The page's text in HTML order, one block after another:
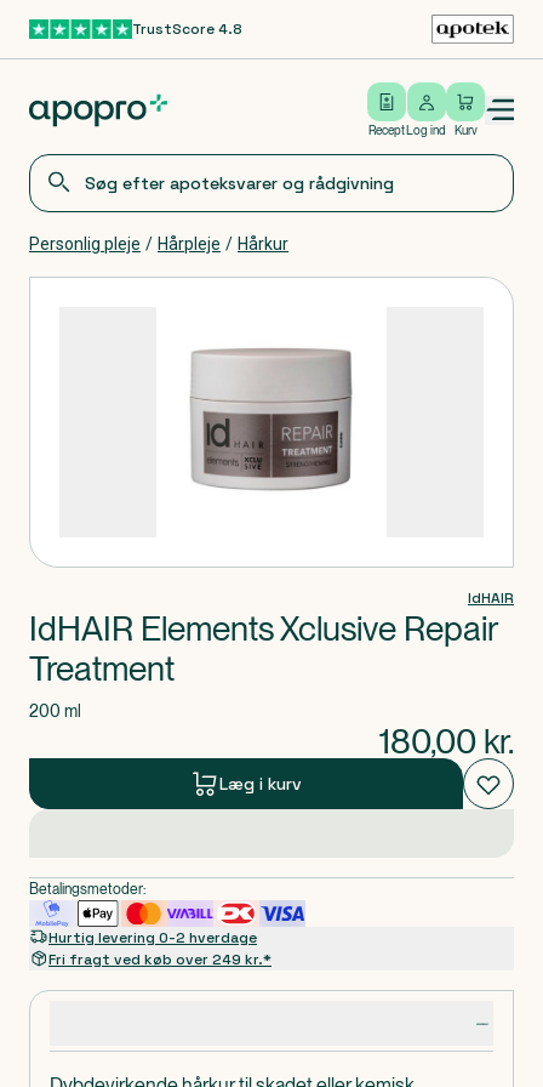
Gå til hovedindholdTrustScore 4.8
Recept
Log ind
Log ind Kurv
Open/close menu
Personlig pleje / Hårpleje / Hårkur
IdHAIR
IdHAIR Elements Xclusive Repair
Treatment
200 ml
180,00 kr.
Læg i kurv
Betalingsmetoder:
Hurtig levering 0-2 hverdage
Fri fragt ved køb over 249 kr.*